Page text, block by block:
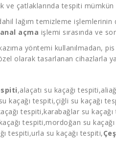
ve çatlaklarında tespiti
lağım temizleme işlemlerinin
açma işlemi sırasında ve
yöntemi kullanılmadan,
olarak tasarlanan cihazlarla
,alaçatı su kaçağı tespiti
su kaçağı tespiti,çiğli su kaçağı
tespiti,karabağlar su
tespiti,mordoğan su
tespiti,urla su kaçağı tespiti,